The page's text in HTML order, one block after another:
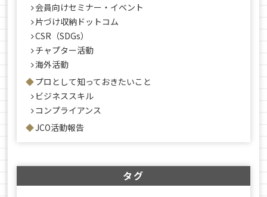
会員向けセミナー・イベント
片づけ収納ドットコム
CSR（SDGs）
チャプター活動
海外活動
プロとして知っておきたいこと
ビジネススキル
コンプライアンス
JCO活動報告
タグ